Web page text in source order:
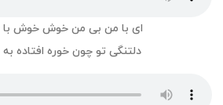
ای با من بی من خوش خوش با
دلتنگی تو چون خوره افتاده